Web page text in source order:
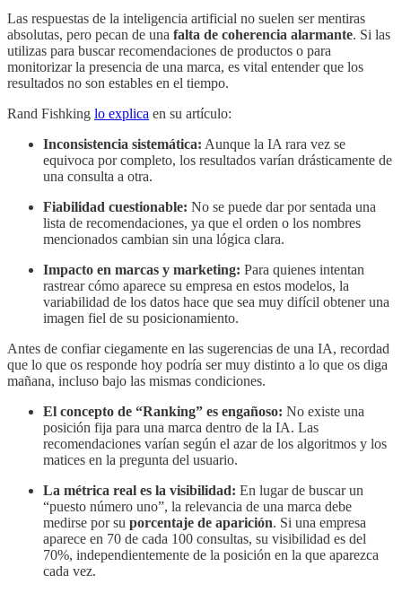
Las respuestas de la inteligencia artificial no suelen ser mentiras
absolutas, pero pecan de una falta de coherencia alarmante. Si las
utilizas para buscar recomendaciones de productos o para
monitorizar la presencia de una marca, es vital entender que los
resultados no son estables en el tiempo.
Rand Fishking lo explica en su artículo:
Inconsistencia sistemática: Aunque la IA rara vez se
equivoca por completo, los resultados varían drásticamente de
una consulta a otra.
Fiabilidad cuestionable: No se puede dar por sentada una
lista de recomendaciones, ya que el orden o los nombres
mencionados cambian sin una lógica clara.
Impacto en marcas y marketing: Para quienes intentan
rastrear cómo aparece su empresa en estos modelos, la
variabilidad de los datos hace que sea muy difícil obtener una
imagen fiel de su posicionamiento.
Antes de confiar ciegamente en las sugerencias de una IA, recordad
que lo que os responde hoy podría ser muy distinto a lo que os diga
mañana, incluso bajo las mismas condiciones.
El concepto de “Ranking” es engañoso: No existe una
posición fija para una marca dentro de la IA. Las
recomendaciones varían según el azar de los algoritmos y los
matices en la pregunta del usuario.
La métrica real es la visibilidad: En lugar de buscar un
“puesto número uno”, la relevancia de una marca debe
medirse por su porcentaje de aparición. Si una empresa
aparece en 70 de cada 100 consultas, su visibilidad es del
70%, independientemente de la posición en la que aparezca
cada vez.